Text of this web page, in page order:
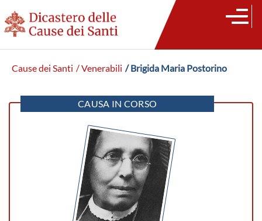
Cause dei Santi / Venerabili / Brigida Maria Postorino
CAUSA IN CORSO